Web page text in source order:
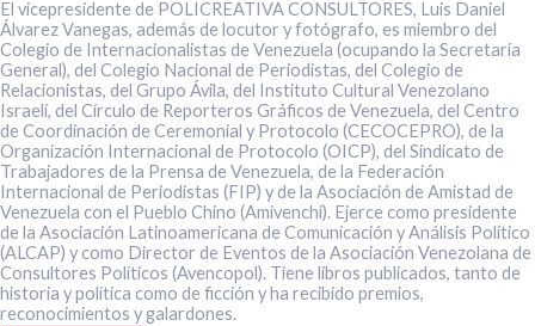
El vicepresidente de POLICREATIVA CONSULTORES, Luis Daniel
Álvarez Vanegas, además de locutor y fotógrafo, es miembro del
Colegio de Internacionalistas de Venezuela (ocupando la Secretaría
General), del Colegio Nacional de Periodistas, del Colegio de
Relacionistas, del Grupo Ávila, del Instituto Cultural Venezolano
Israelí, del Círculo de Reporteros Gráficos de Venezuela, del Centro
de Coordinación de Ceremonial y Protocolo (CECOCEPRO), de la
Organización Internacional de Protocolo (OICP), del Sindicato de
Trabajadores de la Prensa de Venezuela, de la Federación
Internacional de Periodistas (FIP) y de la Asociación de Amistad de
Venezuela con el Pueblo Chino (Amivenchi). Ejerce como presidente
de la Asociación Latinoamericana de Comunicación y Análisis Político
(ALCAP) y como Director de Eventos de la Asociación Venezolana de
Consultores Políticos (Avencopol). Tiene libros publicados, tanto de
historia y política como de ficción y ha recibido premios,
reconocimientos y galardones.